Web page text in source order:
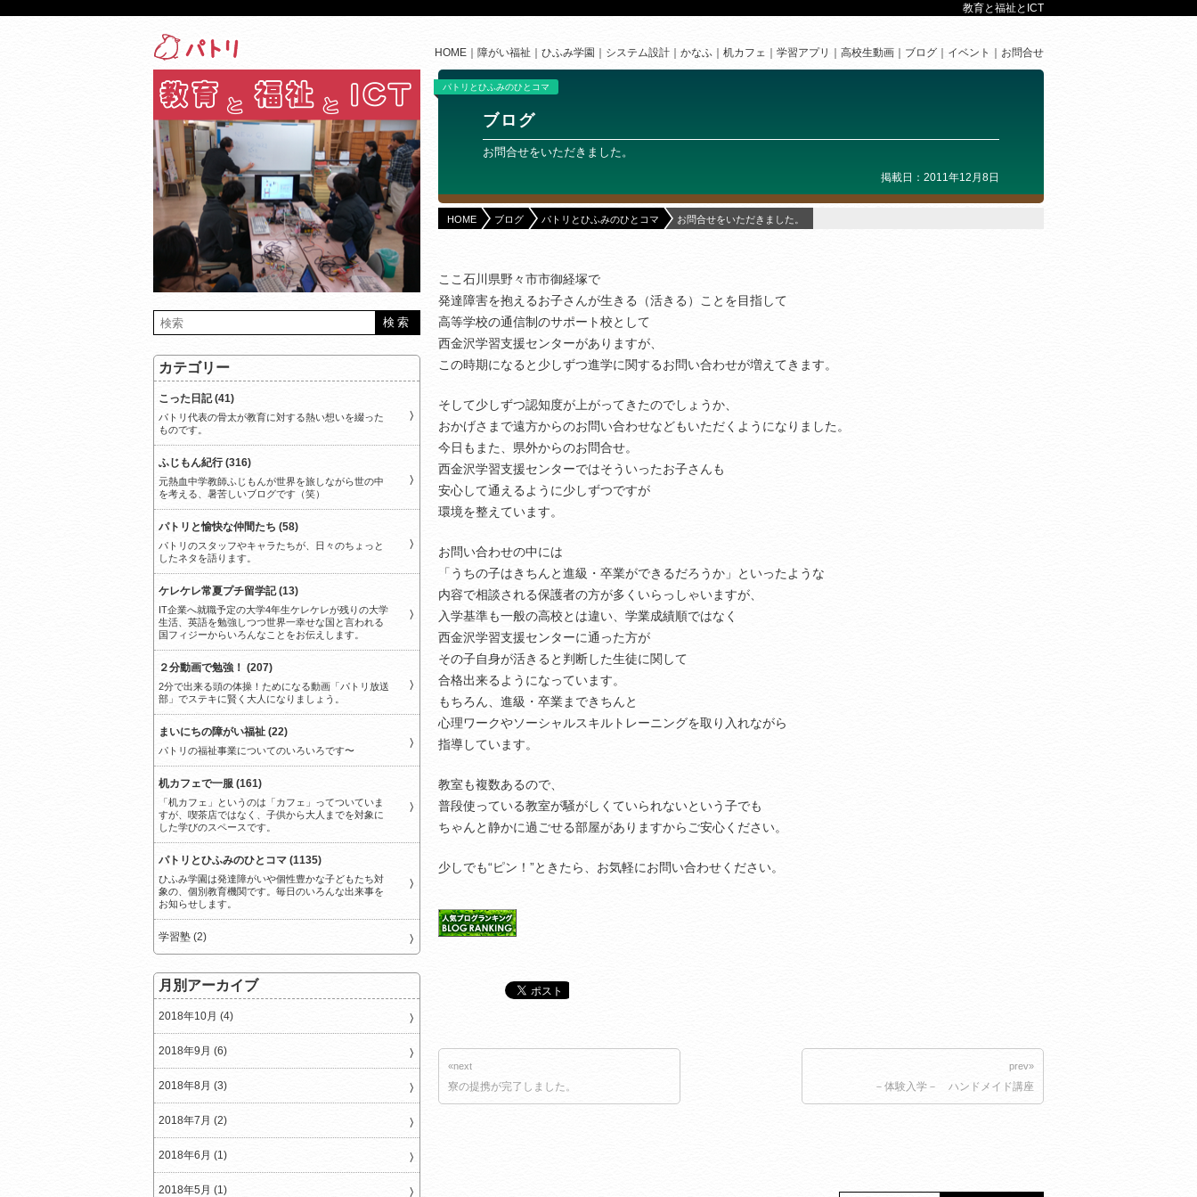
教育と福祉とICT
HOME 障がい福祉 ひふみ学園 システム設計 かなふ 机カフェ 学習アプリ 高校生動画 ブログ イベント お問合せ
パトリとひふみのひとコマ
ブログ
お問合せをいただきました。
掲載日：2011年12月8日
HOME ブログ パトリとひふみのひとコマ お問合せをいただきました。
ここ石川県野々市市御経塚で
発達障害を抱えるお子さんが生きる（活きる）ことを目指して
高等学校の通信制のサポート校として
西金沢学習支援センターがありますが、
この時期になると少しずつ進学に関するお問い合わせが増えてきます。
そして少しずつ認知度が上がってきたのでしょうか、
おかげさまで遠方からのお問い合わせなどもいただくようになりました。
今日もまた、県外からのお問合せ。
西金沢学習支援センターではそういったお子さんも
安心して通えるように少しずつですが
環境を整えています。
お問い合わせの中には
「うちの子はきちんと進級・卒業ができるだろうか」といったような
内容で相談される保護者の方が多くいらっしゃいますが、
入学基準も一般の高校とは違い、学業成績順ではなく
西金沢学習支援センターに通った方が
その子自身が活きると判断した生徒に関して
合格出来るようになっています。
もちろん、進級・卒業まできちんと
心理ワークやソーシャルスキルトレーニングを取り入れながら
指導しています。
教室も複数あるので、
普段使っている教室が騒がしくていられないという子でも
ちゃんと静かに過ごせる部屋がありますからご安心ください。
少しでも“ピン！”ときたら、お気軽にお問い合わせください。
«next
寮の提携が完了しました。
prev»
－体験入学－ ハンドメイド講座
カテゴリー
こった日記 (41)
パトリ代表の骨太が教育に対する熱い想いを綴った
ものです。
ふじもん紀行 (316)
元熱血中学教師ふじもんが世界を旅しながら世の中
を考える、暑苦しいブログです（笑）
パトリと愉快な仲間たち (58)
パトリのスタッフやキャラたちが、日々のちょっと
したネタを語ります。
ケレケレ常夏プチ留学記 (13)
IT企業へ就職予定の大学4年生ケレケレが残りの大学
生活、英語を勉強しつつ世界一幸せな国と言われる
国フィジーからいろんなことをお伝えします。
２分動画で勉強！ (207)
2分で出来る頭の体操！ためになる動画「パトリ放送
部」でステキに賢く大人になりましょう。
まいにちの障がい福祉 (22)
パトリの福祉事業についてのいろいろです〜
机カフェで一服 (161)
「机カフェ」というのは「カフェ」ってついていま
すが、喫茶店ではなく、子供から大人までを対象に
した学びのスペースです。
パトリとひふみのひとコマ (1135)
ひふみ学園は発達障がいや個性豊かな子どもたち対
象の、個別教育機関です。毎日のいろんな出来事を
お知らせします。
学習塾 (2)
月別アーカイブ
2018年10月 (4)
2018年9月 (6)
2018年8月 (3)
2018年7月 (2)
2018年6月 (1)
2018年5月 (1)